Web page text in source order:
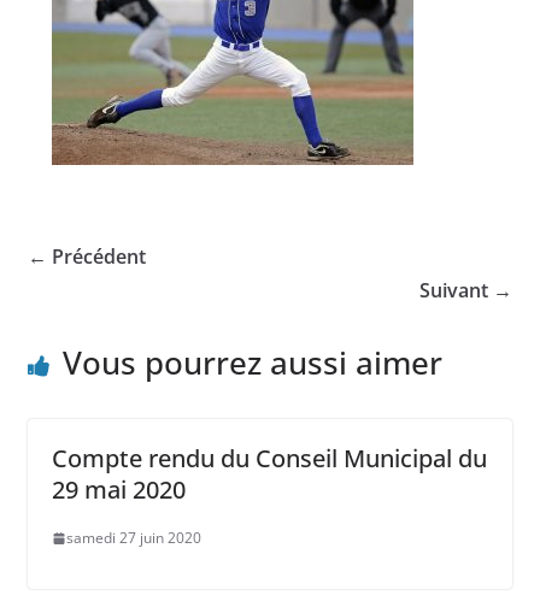
← Précédent
Suivant →
Vous pourrez aussi aimer
Compte rendu du Conseil Municipal du
29 mai 2020
samedi 27 juin 2020